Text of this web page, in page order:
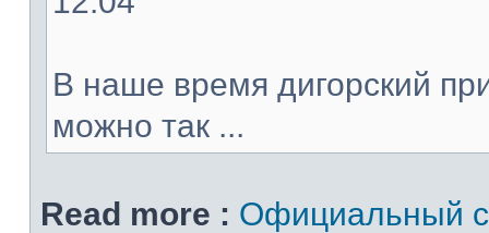
В наше время дигорский
можно так ...
Read more : Официальный